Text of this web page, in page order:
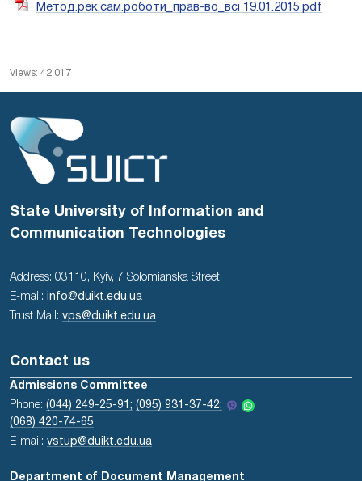
Метод.рек.сам.роботи_прав-во_всі 19.01.2015.pdf
Views: 42 017
State University of Information and
Communication Technologies
Address: 03110, Kyiv, 7 Solomianska Street
E-mail:
info@duikt.edu.ua
Trust Mail: vps@duikt.edu.ua
Contact us
Admissions Committee
Phone: (044) 249-25-91; (095) 931-37-42;
(068) 420-74-65
E-mail: vstup@duikt.edu.ua
Department of Document Management